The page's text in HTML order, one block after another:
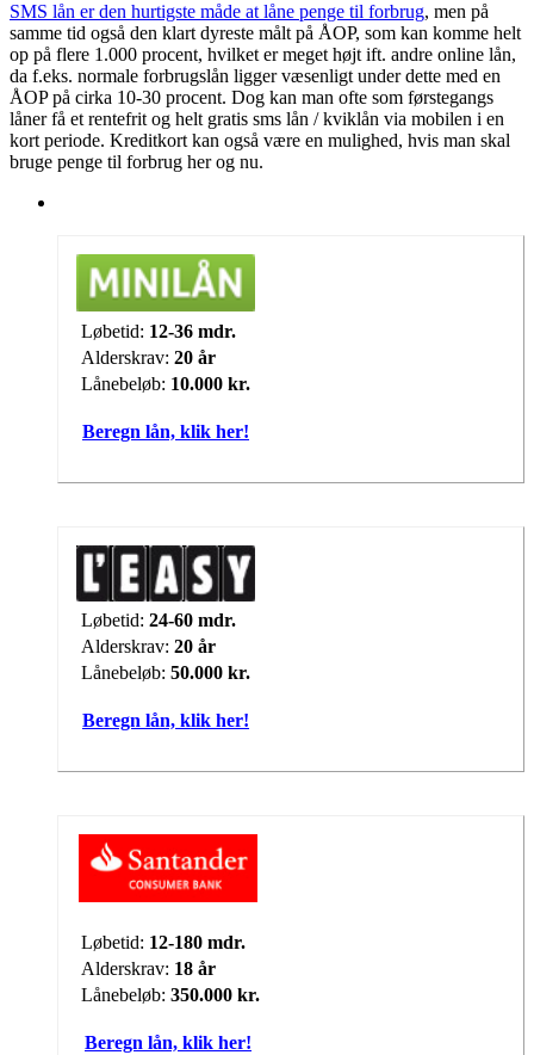
SMS lån er den hurtigste måde at låne penge til forbrug, men på
samme tid også den klart dyreste målt på ÅOP, som kan komme helt
op på flere 1.000 procent, hvilket er meget højt ift. andre online lån,
da f.eks. normale forbrugslån ligger væsenligt under dette med en
ÅOP på cirka 10-30 procent. Dog kan man ofte som førstegangs
låner få et rentefrit og helt gratis sms lån / kviklån via mobilen i en
kort periode. Kreditkort kan også være en mulighed, hvis man skal
bruge penge til forbrug her og nu.
Løbetid: 12-36 mdr.
Alderskrav: 20 år
Lånebeløb: 10.000 kr.
Beregn lån, klik her!
Løbetid: 24-60 mdr.
Alderskrav: 20 år
Lånebeløb: 50.000 kr.
Beregn lån, klik her!
Løbetid: 12-180 mdr.
Alderskrav: 18 år
Lånebeløb: 350.000 kr.
Beregn lån, klik her!